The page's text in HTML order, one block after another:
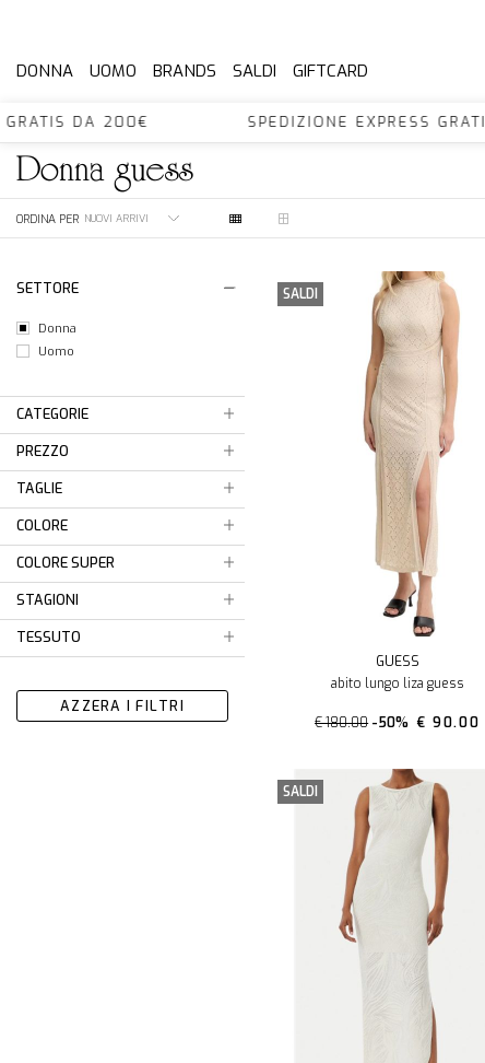
DONNA UOMO BRANDS SALDI GIFTCARD
GRATIS DA 200€ SPEDIZIONE EXPRESS
donnaguess
ORDINA PER
SETTORE
Donna
Uomo
CATEGORIE
PREZZO
TAGLIE
COLORE
COLORE SUPER
STAGIONI
TESSUTO
AZZERA I FILTRI
SALDI
GUESS
abito lungo liza guess
€ 180.00 -50% € 90.00
SALDI